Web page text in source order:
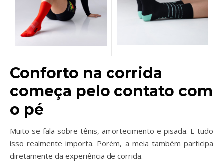
Conforto na corrida
começa pelo contato com
o pé
Muito se fala sobre tênis, amortecimento e pisada. E tudo
isso realmente importa. Porém, a meia também participa
diretamente da experiência de corrida.